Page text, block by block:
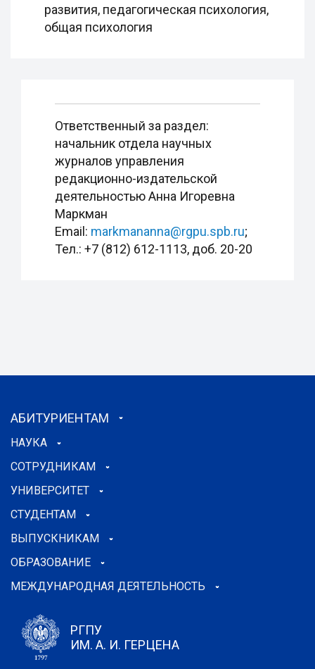
развития, педагогическая психология,
общая психология
Ответственный за раздел:
начальник отдела научных
журналов управления
редакционно-издательской
деятельностью Анна Игоревна
Маркман
Email: markmananna@rgpu.spb.ru;
Тел.: +7 (812) 612-1113, доб. 20-20
АБИТУРИЕНТАМ
НАУКА
СОТРУДНИКАМ
УНИВЕРСИТЕТ
СТУДЕНТАМ
ВЫПУСКНИКАМ
ОБРАЗОВАНИЕ
МЕЖДУНАРОДНАЯ ДЕЯТЕЛЬНОСТЬ
РГПУ
ИМ. А. И. ГЕРЦЕНА